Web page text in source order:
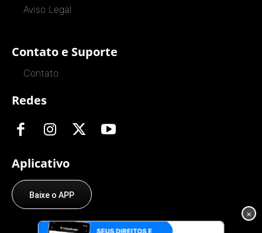
Aviso Legal
Contato e Suporte
Contato
Redes
Aplicativo
Baixe o APP
×